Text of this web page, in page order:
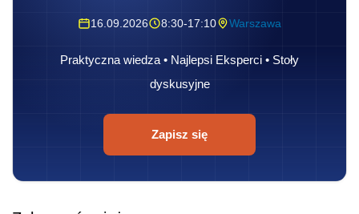
16.09.2026 8:30-17:10 Warszawa
Praktyczna wiedza • Najlepsi Eksperci • Stoły
dyskusyjne
Zapisz się